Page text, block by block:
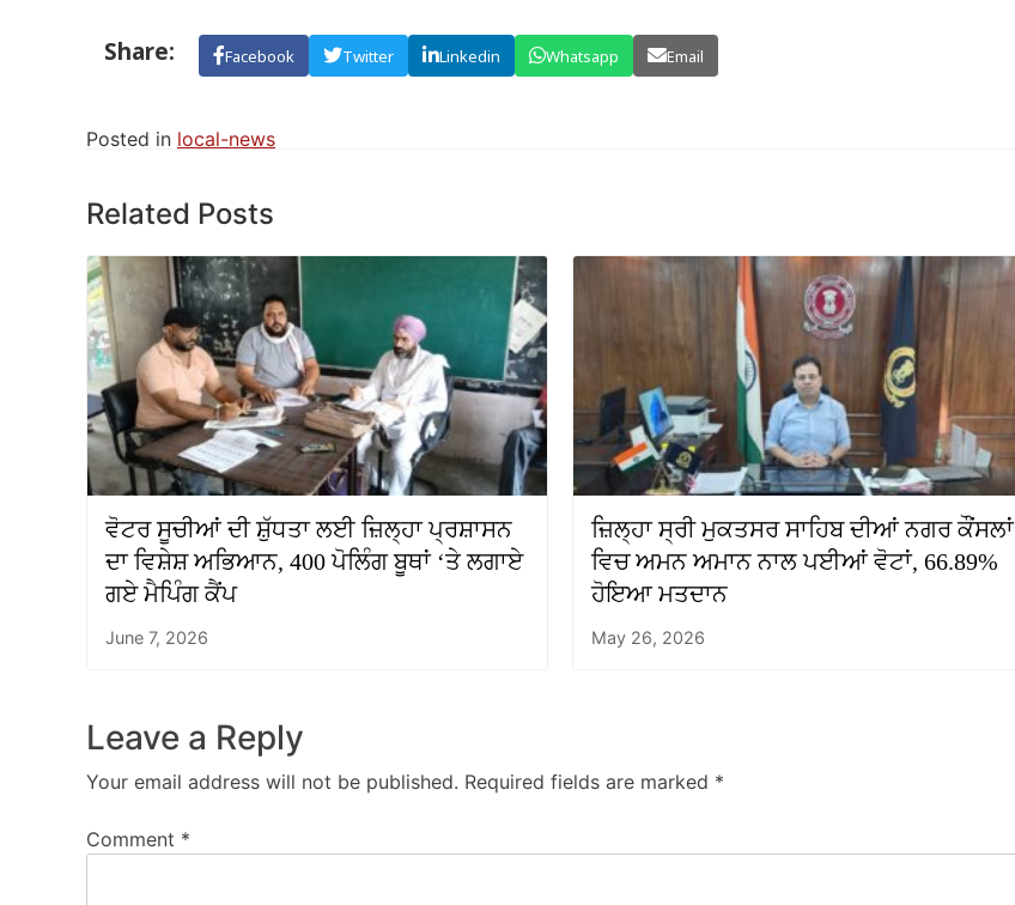
Share: Facebook Twitter Linkedin Whatsapp Email
Posted in local-news
Related Posts
ਵੋਟਰ ਸੂਚੀਆਂ ਦੀ ਸ਼ੁੱਧਤਾ ਲਈ ਜ਼ਿਲ੍ਹਾ ਪ੍ਰਸ਼ਾਸਨ
ਦਾ ਵਿਸ਼ੇਸ਼ ਅਭਿਆਨ, 400 ਪੋਲਿੰਗ ਬੂਥਾਂ ‘ਤੇ ਲਗਾਏ
ਗਏ ਮੈਪਿੰਗ ਕੈਂਪ
June 7, 2026
ਜ਼ਿਲ੍ਹਾ ਸ੍ਰੀ ਮੁਕਤਸਰ ਸਾਹਿਬ ਦੀਆਂ ਨਗਰ ਕੌਂਸਲਾਂ
ਵਿਚ ਅਮਨ ਅਮਾਨ ਨਾਲ ਪਈਆਂ ਵੋਟਾਂ, 66.89%
ਹੋਇਆ ਮਤਦਾਨ
May 26, 2026
Leave a Reply
Your email address will not be published. Required fields are marked *
Comment *